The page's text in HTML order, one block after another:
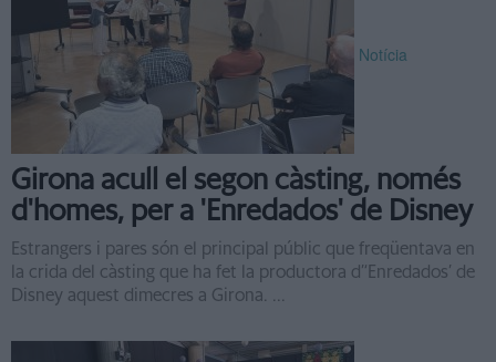
Notícia
Girona acull el segon càsting, només
d'homes, per a 'Enredados' de Disney
Estrangers i pares són el principal públic que freqüentava en
la crida del càsting que ha fet la productora d’‘Enredados’ de
Disney aquest dimecres a Girona. ...